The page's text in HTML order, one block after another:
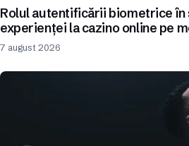
Rolul autentificării biometrice
experienței la cazino online pe
7 august 2026